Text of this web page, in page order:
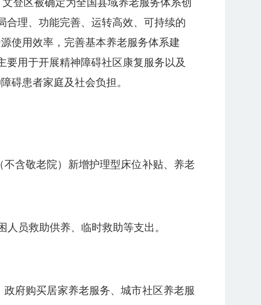
文登区被确定为全国县域养老服务体系创
合理、功能完善、运转高效、可持续的
使用效率，完善基本养老服务体系建
要用于开展精神障碍社区康复服务以及
碍患者家庭及社会负担。
含敬老院）新增护理型床位补贴、养老
人员救助供养、临时救助等支出 。
政府购买居家养老服务、城市社区养老服